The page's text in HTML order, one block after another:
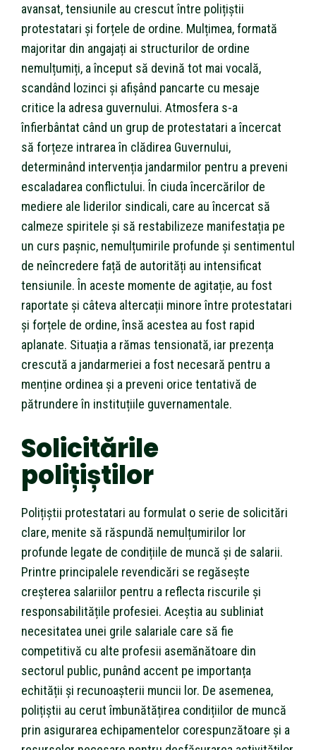
avansat, tensiunile au crescut între polițiștii
protestatari și forțele de ordine. Mulțimea, formată
majoritar din angajați ai structurilor de ordine
nemulțumiți, a început să devină tot mai vocală,
scandând lozinci și afișând pancarte cu mesaje
critice la adresa guvernului. Atmosfera s-a
înfierbântat când un grup de protestatari a încercat
să forțeze intrarea în clădirea Guvernului,
determinând intervenția jandarmilor pentru a preveni
escaladarea conflictului. În ciuda încercărilor de
mediere ale liderilor sindicali, care au încercat să
calmeze spiritele și să restabilizeze manifestația pe
un curs pașnic, nemulțumirile profunde și sentimentul
de neîncredere față de autorități au intensificat
tensiunile. În aceste momente de agitație, au fost
raportate și câteva altercații minore între protestatari
și forțele de ordine, însă acestea au fost rapid
aplanate. Situația a rămas tensionată, iar prezența
crescută a jandarmeriei a fost necesară pentru a
menține ordinea și a preveni orice tentativă de
pătrundere în instituțiile guvernamentale.
Solicitările
polițiștilor
Polițiștii protestatari au formulat o serie de solicitări
clare, menite să răspundă nemulțumirilor lor
profunde legate de condițiile de muncă și de salarii.
Printre principalele revendicări se regăsește
creșterea salariilor pentru a reflecta riscurile și
responsabilitățile profesiei. Aceștia au subliniat
necesitatea unei grile salariale care să fie
competitivă cu alte profesii asemănătoare din
sectorul public, punând accent pe importanța
echității și recunoașterii muncii lor. De asemenea,
polițiștii au cerut îmbunătățirea condițiilor de muncă
prin asigurarea echipamentelor corespunzătoare și a